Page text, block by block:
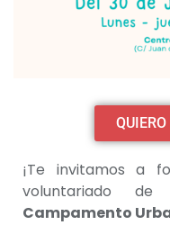
¡Te invitamos a
voluntariado
Campamento